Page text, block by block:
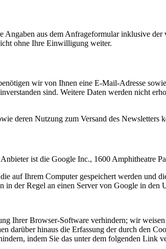
aus dem Anfrageformular inklusive
ohne Ihre Einwilligung weiter.
wir von Ihnen eine E-Mail-Adresse
sind. Weitere Daten werden nicht
deren Nutzung zum Versand des
ist die Google Inc., 1600 Amphitheatre
auf Ihrem Computer gespeichert werden und
der Regel an einen Server von Google in den
Ihrer Browser-Software verhindern; wir
darüber hinaus die Erfassung der durch den
indem Sie das unter dem folgenden Link